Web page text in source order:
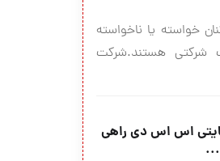
خواسته یا ناخواسته
شرکتی هستند.شرکت
اس اس دی راهی